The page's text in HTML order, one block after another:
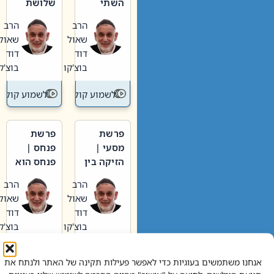
אנחנו משתמשים בעוגיות כדי לאפשר פעילות תקינה של האתר ולנתח את
וערב של
חיינו
הרב
שאול
דוד
בוצ'קו
לשמוע קול תורה – מדרש
האבות
הרב
שאול
דוד
בוצ'קו
לשמוע קול
פרשת
מסעי |
הזיקה בין
הגדול לעם הרב
שאול
דוד
בוצ'קו
לשמוע קול תורה – מדרש
פרשת
פנחס |
פנחס הוא
אליהו: בין
קנאות
הורסת
לקנאות
בונה
הרב
שאול
דוד
בוצ'קו
לשמוע קול